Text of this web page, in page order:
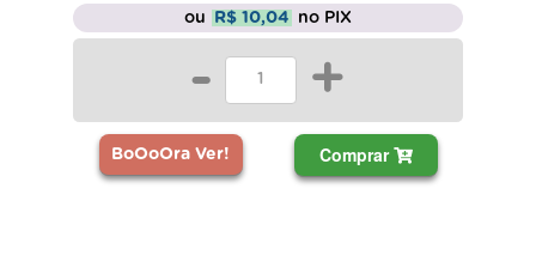
ou R$ 10,04 no PIX
- +
BoOoOra Ver! Comprar